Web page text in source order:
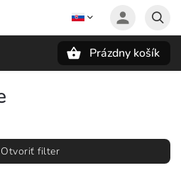
Prázdny košík
Otvoriť filter